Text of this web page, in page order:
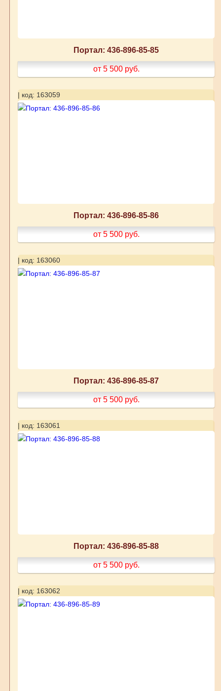
Портал: 436-896-85-85
от 5 500 руб.
| код: 163059
Портал: 436-896-85-86
от 5 500 руб.
| код: 163060
Портал: 436-896-85-87
от 5 500 руб.
| код: 163061
Портал: 436-896-85-88
от 5 500 руб.
| код: 163062